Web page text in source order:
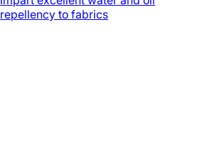
repellency to fabrics